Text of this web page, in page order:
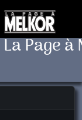
La Page